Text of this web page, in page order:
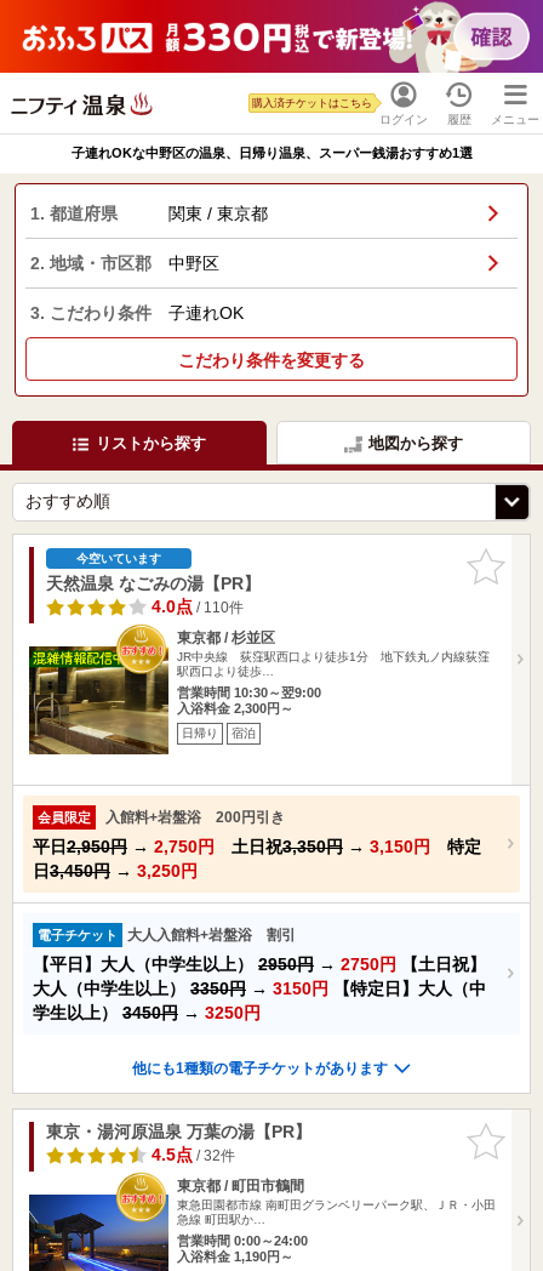
ログイン
購入済チケットはこちら
履歴 メニュー
子連れOKな中野区の温泉、日帰り温泉、スーパー銭湯おすすめ1選
1. 都道府県 関東 / 東京都
2. 地域・市区郡 中野区
3. こだわり条件 子連れOK
こだわり条件を変更する
リストから探す 地図から探す
お気に入
りに追加
今空いています
天然温泉 なごみの湯【PR】
4.0点/ 110件
東京都 / 杉並区
JR中央線 荻窪駅西口より徒歩1分 地下鉄丸ノ内線荻窪
駅西口より徒歩…
営業時間 10:30～翌9:00
入浴料金 2,300円～
日帰り 宿泊
会員限定 入館料+岩盤浴 200円引き
平日2,950円 → 2,750円 土日祝3,350円 → 3,150円
特定
日3,450円 → 3,250円
電子チケット 大人入館料+岩盤浴 割引
【平日】大人（中学生以上） 2950円 → 2750円
【土日祝】
大人（中学生以上） 3350円 → 3150円
【特定日】大人（中
学生以上） 3450円 → 3250円
他にも1種類の電子チケットがあります
お気に入
りに追加
東京・湯河原温泉 万葉の湯【PR】
4.5点/ 32件
東京都 / 町田市鶴間
東急田園都市線 南町田グランベリーパーク駅、ＪＲ・小田
急線 町田駅か…
営業時間 0:00～24:00
入浴料金 1,190円～